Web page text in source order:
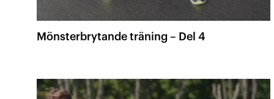
Mönsterbrytande träning – Del 4